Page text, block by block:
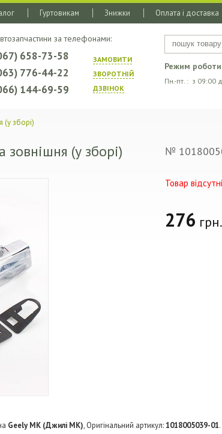
Гуртовикам Знижки Оплата і доставка
Режим
Пн.-пт. : з 09:00
за телефонами:
ЗАМОВИТИ
ЗВОРОТНIЙ
ДЗВIНОК
658-73-58
776-44-22
144-69-59
(у зборі)
зовнішня (у зборі) №
Товар
276 грн.
Geely MK (Джилі МК), Оригінальний артикул:1018005039-01.